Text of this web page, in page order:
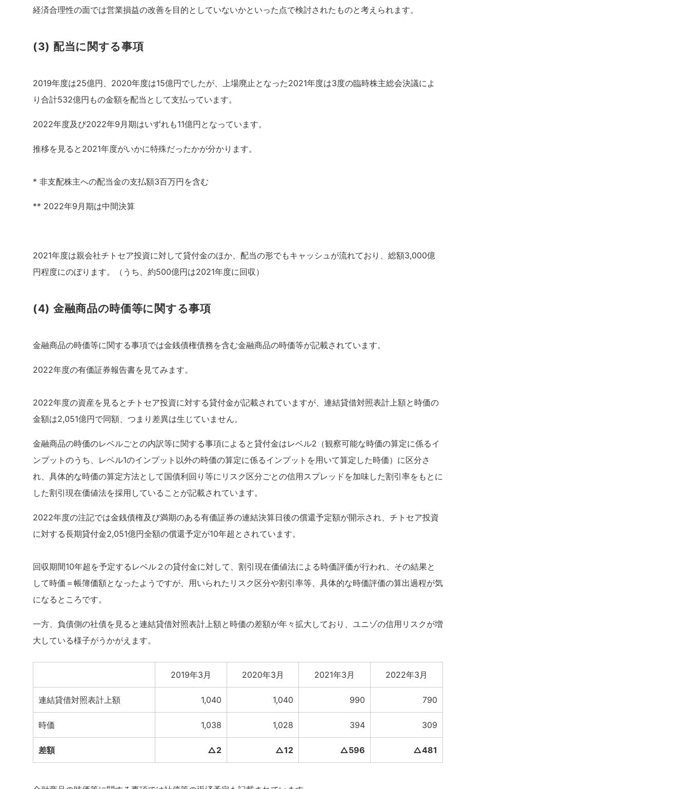
経済合理性の面では営業損益の改善を目的としていないかといった点で検討されたものと考えられます。
(3) 配当に関する事項
2019年度は25億円、2020年度は15億円でしたが、上場廃止となった2021年度は3度の臨時株主総会決議によ
り合計532億円もの金額を配当として支払っています。
2022年度及び2022年9月期はいずれも11億円となっています。
推移を見ると2021年度がいかに特殊だったかが分かります。
* 非支配株主への配当金の支払額3百万円を含む
** 2022年9月期は中間決算
2021年度は親会社チトセア投資に対して貸付金のほか、配当の形でもキャッシュが流れており、総額3,000億
円程度にのぼります。（うち、約500億円は2021年度に回収）
(4) 金融商品の時価等に関する事項
金融商品の時価等に関する事項では金銭債権債務を含む金融商品の時価等が記載されています。
2022年度の有価証券報告書を見てみます。
2022年度の資産を見るとチトセア投資に対する貸付金が記載されていますが、連結貸借対照表計上額と時価の
金額は2,051億円で同額、つまり差異は生じていません。
金融商品の時価のレベルごとの内訳等に関する事項によると貸付金はレベル2（観察可能な時価の算定に係るイ
ンプットのうち、レベル1のインプット以外の時価の算定に係るインプットを用いて算定した時価）に区分さ
れ、具体的な時価の算定方法として国債利回り等にリスク区分ごとの信用スプレッドを加味した割引率をもとに
した割引現在価値法を採用していることが記載されています。
2022年度の注記では金銭債権及び満期のある有価証券の連結決算日後の償還予定額が開示され、チトセア投資
に対する長期貸付金2,051億円全額の償還予定が10年超とされています。
回収期間10年超を予定するレベル２の貸付金に対して、割引現在価値法による時価評価が行われ、その結果と
して時価＝帳簿価額となったようですが、用いられたリスク区分や割引率等、具体的な時価評価の算出過程が気
になるところです。
一方、負債側の社債を見ると連結貸借対照表計上額と時価の差額が年々拡大しており、ユニゾの信用リスクが増
大している様子がうかがえます。
2019年3月 2020年3月 2021年3月 2022年3月
連結貸借対照表計上額 1,040 1,040 990 790
時価 1,038 1,028 394 309
差額 △2 △12 △596 △481